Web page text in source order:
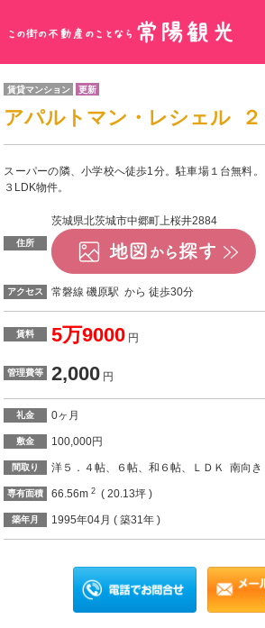
賃貸マンション 更新
アパルトマン・レシェル ２
スーパーの隣、小学校へ徒歩1分。駐車場１台無料
３LDK物件。
住所
茨城県北茨城市中郷町上桜井2884
アクセス 常磐線 磯原駅 から 徒歩30分
賃料 5万9000 円
管理費等 2,000 円
礼金 0ヶ月
敷金 100,000円
間取り 洋５．４帖、６帖、和６帖、ＬＤＫ 南向き
専有面積 66.56m2 ( 20.13坪 )
築年月 1995年04月 ( 築31年 )